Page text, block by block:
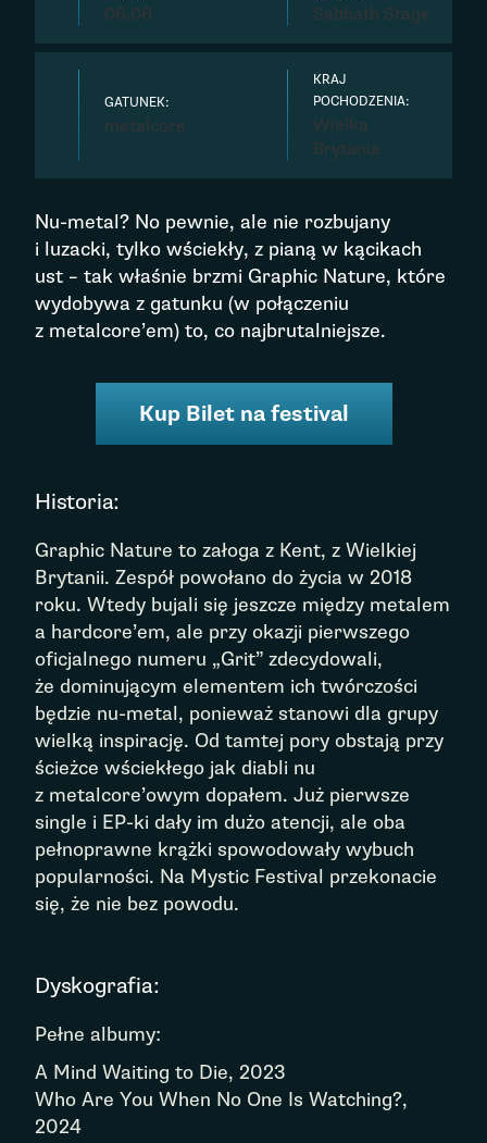
06.06 Sabbath Stage
GATUNEK:
metalcore
KRAJ
POCHODZENIA:
Wielka
Brytania
Nu-metal? No pewnie, ale nie rozbujany
i luzacki, tylko wściekły, z pianą w kącikach
ust – tak właśnie brzmi Graphic Nature, które
wydobywa z gatunku (w połączeniu
z metalcore’em) to, co najbrutalniejsze.
Kup Bilet na festival
Historia:
Graphic Nature to załoga z Kent, z Wielkiej
Brytanii. Zespół powołano do życia w 2018
roku. Wtedy bujali się jeszcze między metalem
a hardcore’em, ale przy okazji pierwszego
oficjalnego numeru „Grit” zdecydowali,
że dominującym elementem ich twórczości
będzie nu-metal, ponieważ stanowi dla grupy
wielką inspirację. Od tamtej pory obstają przy
ścieżce wściekłego jak diabli nu
z metalcore’owym dopałem. Już pierwsze
single i EP-ki dały im dużo atencji, ale oba
pełnoprawne krążki spowodowały wybuch
popularności. Na Mystic Festival przekonacie
się, że nie bez powodu.
Dyskografia:
Pełne albumy:
A Mind Waiting to Die, 2023
Who Are You When No One Is Watching?,
2024